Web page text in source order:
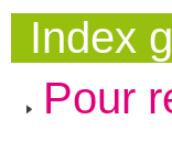
Index
Pour